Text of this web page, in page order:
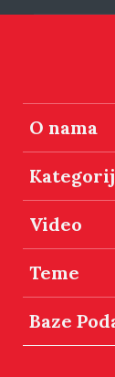
O nama
Video
Teme
Baze